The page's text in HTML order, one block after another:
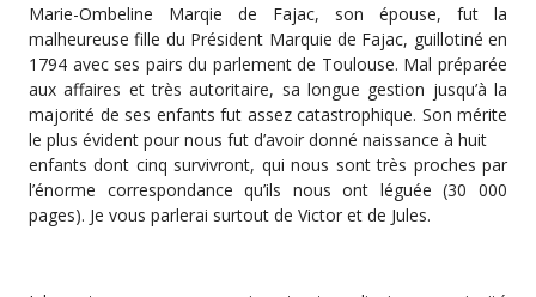
Marie-Ombeline Marqie de Fajac, son épouse, fut la
malheureuse fille du Président Marquie de Fajac, guillotiné en
1794 avec ses pairs du parlement de Toulouse. Mal préparée
aux affaires et très autoritaire, sa longue gestion jusqu’à la
majorité de ses enfants fut assez catastrophique. Son mérite
le plus évident pour nous fut d’avoir donné naissance à huit
enfants dont cinq survivront, qui nous sont très proches par
l’énorme correspondance qu’ils nous ont léguée (30 000
pages). Je vous parlerai surtout de Victor et de Jules.